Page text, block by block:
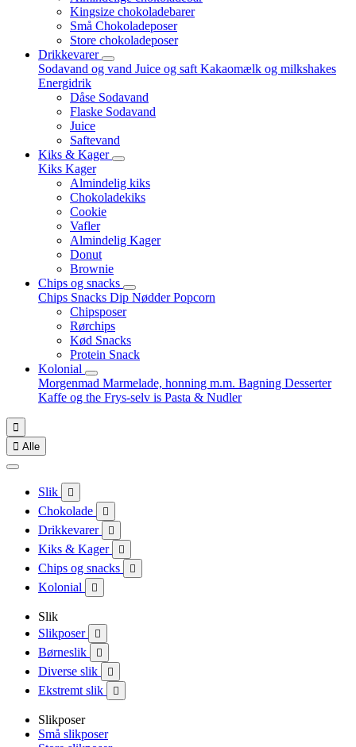
Kingsize chokoladebarer
Små Chokoladeposer
Store chokoladeposer
Drikkevarer
Sodavand og vand Juice og saft Kakaomælk og milkshakes
Energidrik
Dåse Sodavand
Flaske Sodavand
Juice
Saftevand
Kiks & Kager
Kiks Kager
Almindelig kiks
Chokoladekiks
Cookie
Vafler
Almindelig Kager
Donut
Brownie
Chips og snacks
Chips Snacks Dip NødderPopcorn
Chipsposer
Rørchips
Kød Snacks
Protein Snack
Kolonial
Morgenmad Marmelade, honning m.m. Bagning Desserter
Kaffe og the Frys-selv is Pasta & Nudler

 Alle
Slik 
Chokolade 
Drikkevarer 
Kiks & Kager 
Chips og snacks 
Kolonial 
Slik
Slikposer

Børneslik 
Diverse slik 
Ekstremt slik 
Slikposer
Små slikposer